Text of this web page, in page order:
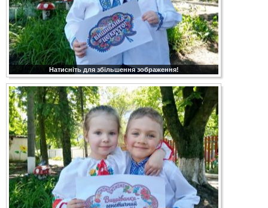
Натисніть для збільшення зображення!